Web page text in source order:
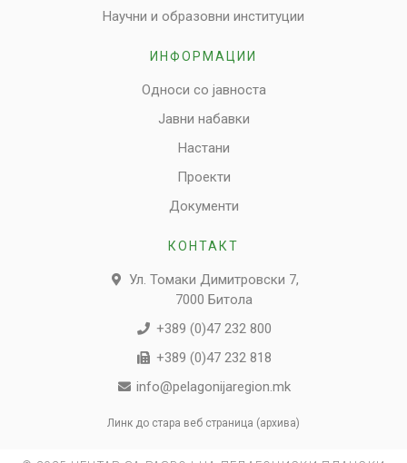
Научни и образовни институции
ИНФОРМАЦИИ
Односи со јавноста
Јавни набавки
Настани
Проекти
Документи
КОНТАКТ
Ул. Томаки Димитровски 7,
7000 Битола
+389 (0)47 232 800
+389 (0)47 232 818
info@pelagonijaregion.mk
Линк до стара веб страница (архива)